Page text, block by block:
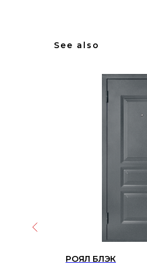
See also
РОЯЛ БЛЭК